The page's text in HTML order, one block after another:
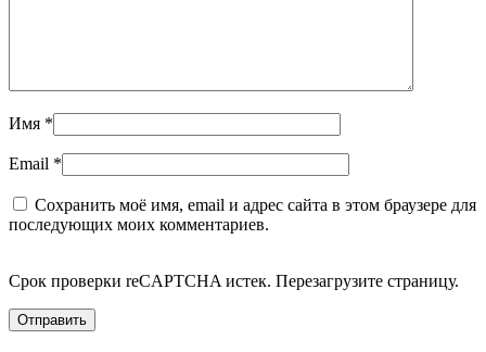
Имя *
Email *
Сохранить моё имя, email и адрес сайта в этом браузере для
последующих моих комментариев.
Срок проверки reCAPTCHA истек. Перезагрузите страницу.